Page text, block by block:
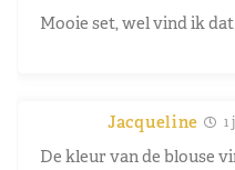
Mooie set, wel vind ik
Jacqueline 1
De kleur van de blouse